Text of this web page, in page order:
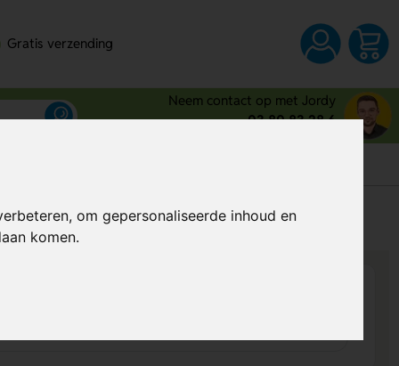
om gepersonaliseerde inhoud en
komen.
Gratis verzending
Neem contact op met Jordy
03 80 83 28 6
Prijs op aanvraag